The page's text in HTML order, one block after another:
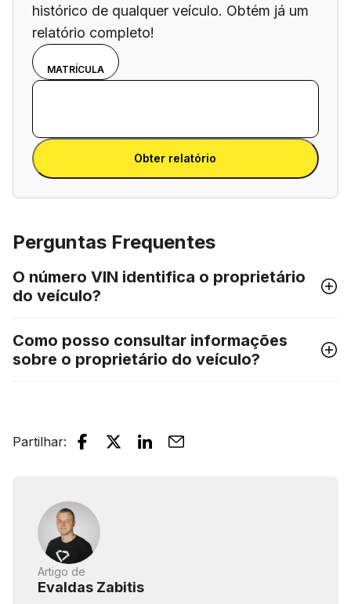
histórico de qualquer veículo. Obtém já um
relatório completo!
Escolhe o
modo de
VIN ou
matrícula.
MATRÍCULA
Introduz o número VIN
Introduz o número VIN
Obter relatório
Perguntas Frequentes
O número VIN identifica o proprietário
do veículo?
Como posso consultar informações
sobre o proprietário do veículo?
Partilhar:
Artigo de
Evaldas Zabitis